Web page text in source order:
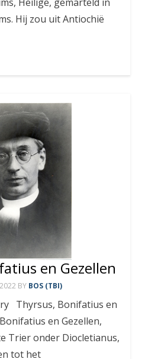
Hij zou uit Antiochië
en Gezellen
BY BOS (TBI)
Thyrsus, Bonifatius en
en Gezellen,
Trier onder Diocletianus,
tot het